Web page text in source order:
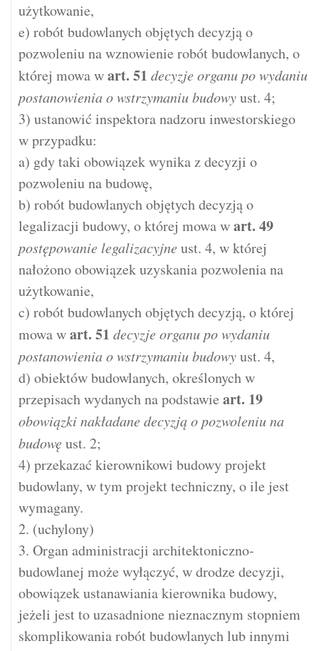
użytkowanie,
e) robót budowlanych objętych decyzją o
pozwoleniu na wznowienie robót budowlanych, o
której mowa wart. 51 decyzje organu po wydaniu
postanowienia o wstrzymaniu budowyust. 4;
3) ustanowić inspektora nadzoru inwestorskiego
w przypadku:
a) gdy taki obowiązek wynika z decyzji o
pozwoleniu na budowę,
b) robót budowlanych objętych decyzją o
legalizacji budowy, o której mowa wart. 49
postępowanie legalizacyjne ust. 4, w której
nałożono obowiązek uzyskania pozwolenia na
użytkowanie,
c) robót budowlanych objętych decyzją, o której
mowa wart. 51 decyzje organu po wydaniu
postanowienia o wstrzymaniu budowyust. 4,
d) obiektów budowlanych, określonych w
przepisach wydanych na podstawie art. 19
obowiązki nakładane decyzją o pozwoleniu na
budowę ust. 2;
4) przekazać kierownikowi budowy projekt
budowlany, w tym projekt techniczny, o ile jest
wymagany.
2. (uchylony)
3. Organ administracji architektoniczno-
budowlanej może wyłączyć, w drodze decyzji,
obowiązek ustanawiania kierownika budowy,
jeżeli jest to uzasadnione nieznacznym stopniem
skomplikowania robót budowlanych lub innymi